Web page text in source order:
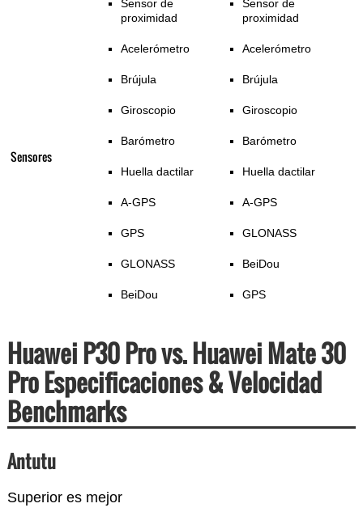
Sensores
Sensor de
proximidad
Acelerómetro
Brújula
Giroscopio
Barómetro
Huella dactilar
A-GPS
GPS
GLONASS
BeiDou
Sensor de
proximidad
Acelerómetro
Brújula
Giroscopio
Barómetro
Huella dactilar
A-GPS
GLONASS
BeiDou
GPS
Huawei P30 Pro vs. Huawei Mate 30
Pro Especificaciones & Velocidad
Benchmarks
Antutu
Superior es mejor